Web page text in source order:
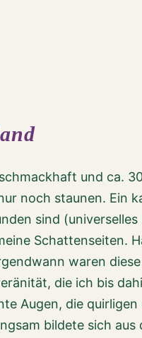
und ca.
noch staunen.
sind
Schattenseiten.
waren
die ich bis
Augen, die
bildete sich